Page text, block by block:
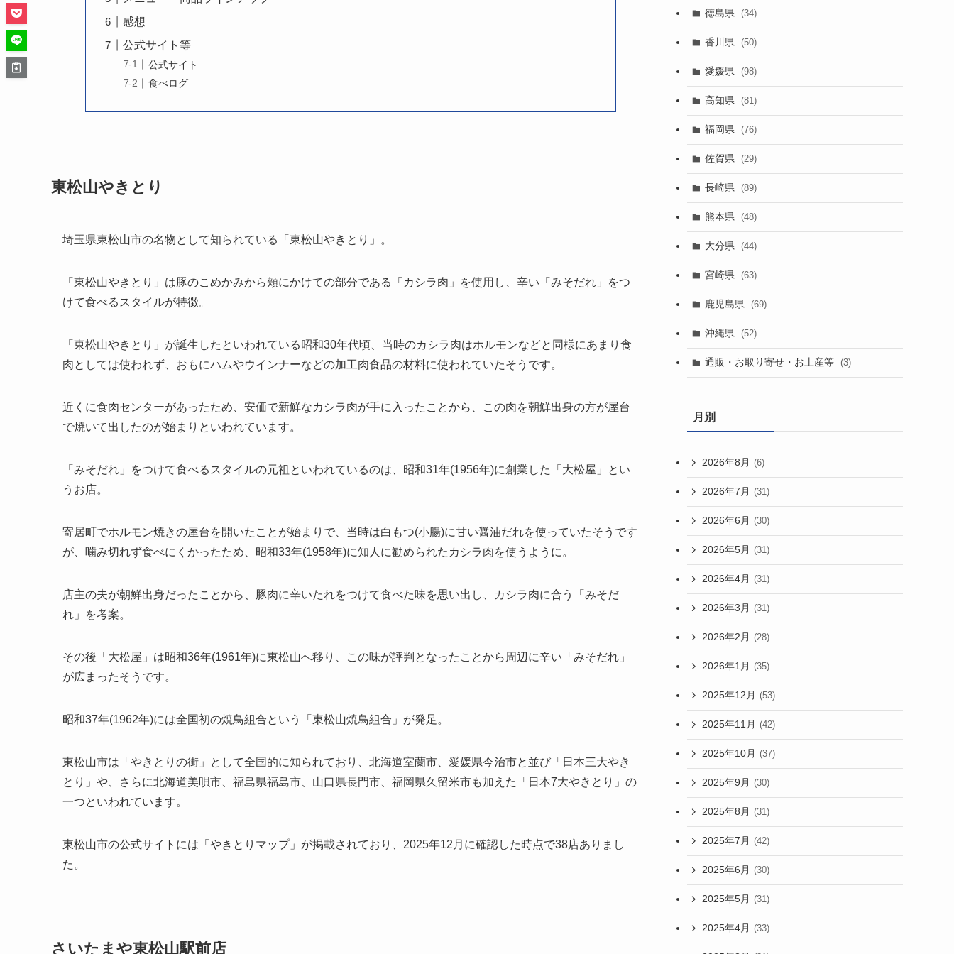
感想
公式サイト等
公式サイト
食べログ
東松山やきとり
埼玉県東松山市の名物として知られている「東松山やきとり」。
「東松山やきとり」は豚のこめかみから頬にかけての部分である「カシラ肉」を使用し、辛い「みそだれ」をつ
けて食べるスタイルが特徴。
「東松山やきとり」が誕生したといわれている昭和30年代頃、当時のカシラ肉はホルモンなどと同様にあまり食
肉としては使われず、おもにハムやウインナーなどの加工肉食品の材料に使われていたそうです。
近くに食肉センターがあったため、安価で新鮮なカシラ肉が手に入ったことから、この肉を朝鮮出身の方が屋台
で焼いて出したのが始まりといわれています。
「みそだれ」をつけて食べるスタイルの元祖といわれているのは、昭和31年(1956年)に創業した「大松屋」とい
うお店。
寄居町でホルモン焼きの屋台を開いたことが始まりで、当時は白もつ(小腸)に甘い醤油だれを使っていたそうです
が、噛み切れず食べにくかったため、昭和33年(1958年)に知人に勧められたカシラ肉を使うように。
店主の夫が朝鮮出身だったことから、豚肉に辛いたれをつけて食べた味を思い出し、カシラ肉に合う「みそだ
れ」を考案。
その後「大松屋」は昭和36年(1961年)に東松山へ移り、この味が評判となったことから周辺に辛い「みそだれ」
が広まったそうです。
昭和37年(1962年)には全国初の焼鳥組合という「東松山焼鳥組合」が発足。
東松山市は「やきとりの街」として全国的に知られており、北海道室蘭市、愛媛県今治市と並び「日本三大やき
とり」や、さらに北海道美唄市、福島県福島市、山口県長門市、福岡県久留米市も加えた「日本7大やきとり」の
一つといわれています。
東松山市の公式サイトには「やきとりマップ」が掲載されており、2025年12月に確認した時点で38店ありまし
た。
さいたまや東松山駅前店
徳島県 (34)
香川県 (50)
愛媛県 (98)
高知県 (81)
福岡県 (76)
佐賀県 (29)
長崎県 (89)
熊本県 (48)
大分県 (44)
宮崎県 (63)
鹿児島県 (69)
沖縄県 (52)
通販・お取り寄せ・お土産等 (3)
月別
2026年8月 (6)
2026年7月 (31)
2026年6月 (30)
2026年5月 (31)
2026年4月 (31)
2026年3月 (31)
2026年2月 (28)
2026年1月 (35)
2025年12月 (53)
2025年11月 (42)
2025年10月 (37)
2025年9月 (30)
2025年8月 (31)
2025年7月 (42)
2025年6月 (30)
2025年5月 (31)
2025年4月 (33)